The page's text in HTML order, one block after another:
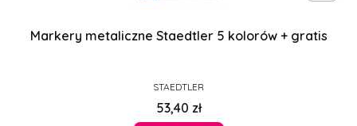
Markery metaliczne Staedtler 5 kolorów + gratis
PRODUCENT
STAEDTLER
Cena
53,40 zł